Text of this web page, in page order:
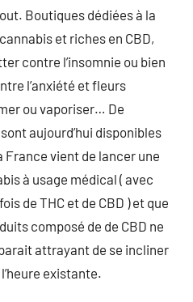
Boutiques dédiées à la
et riches en CBD,
contre l’insomnie ou bien
l’anxiété et fleurs
ou vaporiser… De
aujourd’hui disponibles
France vient de lancer une
à usage médical ( avec
de THC et de CBD ) et que
composé de de CBD ne
attrayant de se incliner
existante.